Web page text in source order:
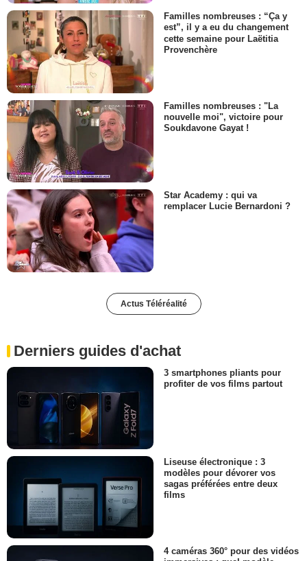
Familles nombreuses : “Ça y
est”, il y a eu du changement
cette semaine pour Laëtitia
Provenchère
Familles nombreuses : "La
nouvelle moi", victoire pour
Soukdavone Gayat !
Star Academy : qui va
remplacer Lucie Bernardoni ?
Actus Téléréalité
Derniers guides d'achat
3 smartphones pliants pour
profiter de vos films partout
Liseuse électronique : 3
modèles pour dévorer vos
sagas préférées entre deux
films
4 caméras 360° pour des vidéos